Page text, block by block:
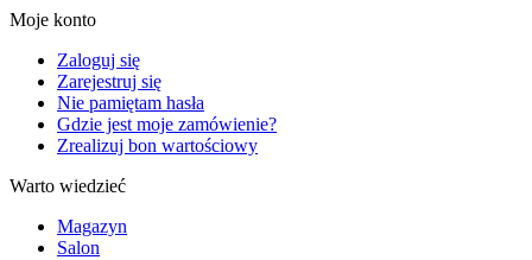
Moje konto
Zaloguj się
Zarejestruj się
Nie pamiętam hasła
Gdzie jest moje zamówienie?
Zrealizuj bon wartościowy
Warto wiedzieć
Magazyn
Salon